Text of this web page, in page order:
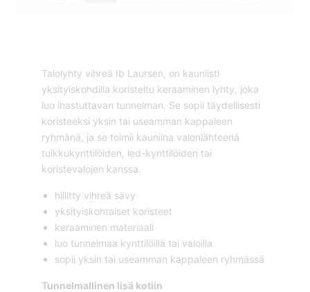
Talolyhty vihreä Ib Laursen, on kauniisti
yksityiskohdilla koristeltu keraaminen lyhty, joka
luo ihastuttavan tunnelman. Se sopii täydellisesti
koristeeksi yksin tai useamman kappaleen
ryhmänä, ja se toimii kauniina valonlähteenä
tuikkukynttilöiden, led-kynttilöiden tai
koristevalojen kanssa.
hillitty vihreä sävy
yksityiskohtaiset koristeet
keraaminen materiaali
luo tunnelmaa kynttilöillä tai valoilla
sopii yksin tai useamman kappaleen ryhmässä
Tunnelmallinen lisä kotiin